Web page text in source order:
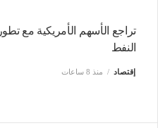
تراجع الأسهم الأمريكية مع
النفط
إقتصاد منذ 8 ساعات